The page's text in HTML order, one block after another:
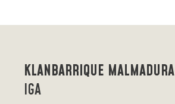
KLANBARRIQUE MALMADURA
IGA